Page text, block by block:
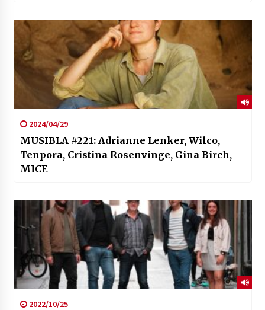
2024/04/29
MUSIBLA #221: Adrianne Lenker, Wilco,
Tenpora, Cristina Rosenvinge, Gina Birch,
MICE
2022/10/25